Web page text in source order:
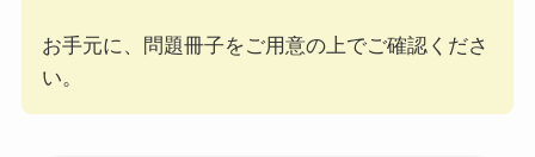
お手元に、問題冊子をご用意の上でご確認くださ
い。